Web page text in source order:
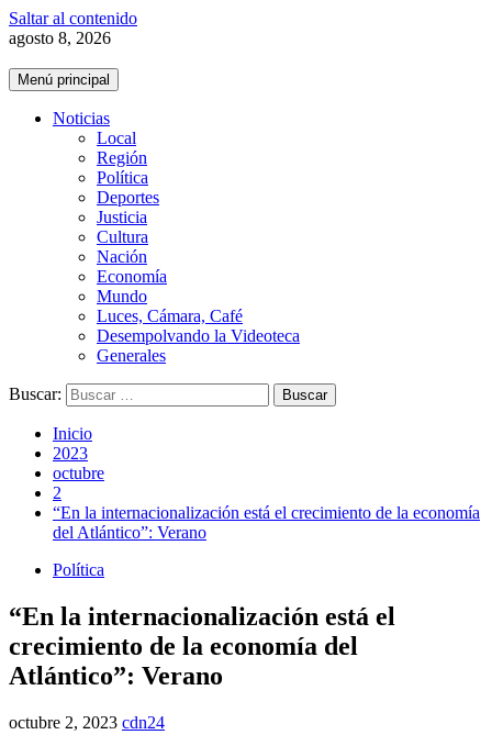
Saltar al contenido
agosto 8, 2026
Menú principal
Noticias
Local
Región
Política
Deportes
Justicia
Cultura
Nación
Economía
Mundo
Luces, Cámara, Café
Desempolvando la Videoteca
Generales
Buscar:
Inicio
2023
octubre
2
“En la internacionalización está el crecimiento de la economía
del Atlántico”: Verano
Política
“En la internacionalización está el
crecimiento de la economía del
Atlántico”: Verano
octubre 2, 2023 cdn24